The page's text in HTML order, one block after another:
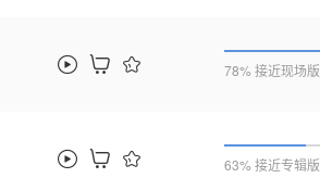
78% 接近现场版
63% 接近专辑版